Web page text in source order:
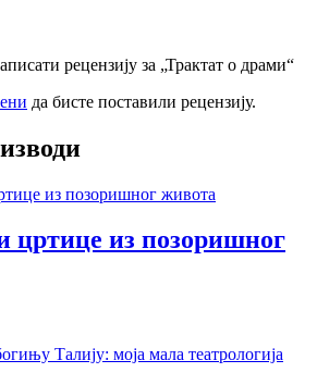
рецензију за „Трактат о драми“
да бисте поставили рецензију.
цртице из позоришног